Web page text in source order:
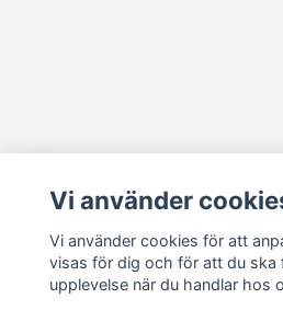
Kontakt
Tillbehör
Vi använder
Vi använder cookies för att
visas för dig och för att du ska
upplevelse när du handlar hos